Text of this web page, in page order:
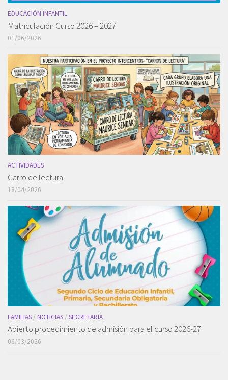
EDUCACIÓN INFANTIL
Matriculación Curso 2026 – 2027
01/06/2026
ACTIVIDADES
Carro de lectura
18/04/2026
FAMILIAS / NOTICIAS / SECRETARÍA
Abierto procedimiento de admisión para el curso 2026-27
06/03/2026